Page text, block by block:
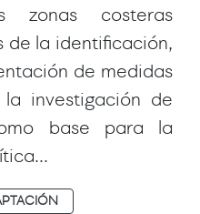
zonas costeras
de la identificación,
de medidas
investigación de
base para la